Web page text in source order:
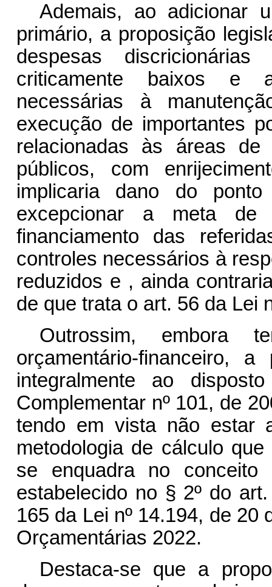
Ademais, ao adicionar
primário, a proposição
despesas
criticamente baixos e
necessárias à
execução de importantes
relacionadas às áreas de
públicos, com
implicaria dano do
excepcionar a meta
financiamento das
controles necessários à
reduzidos e , ainda
de que trata o art. 56 da Lei
Outrossim, embora
orçamentário-financeiro,
integralmente ao
Complementar nº 101, de
tendo em vista não estar
metodologia de cálculo
se enquadra no conceito
estabelecido no § 2º do
165 da Lei nº 14.194, de
Orçamentárias 2022.
Destaca-se que a